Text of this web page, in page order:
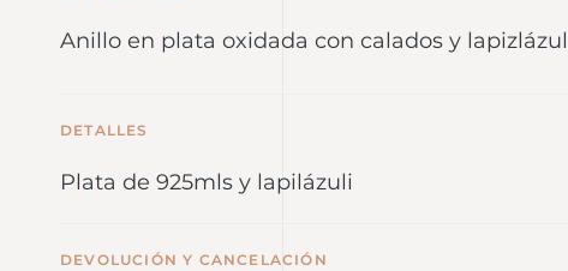
Anillo en plata oxidada con calados y
DETALLES
Plata de 925mls y lapilázuli
DEVOLUCIÓN Y CANCELACIÓN